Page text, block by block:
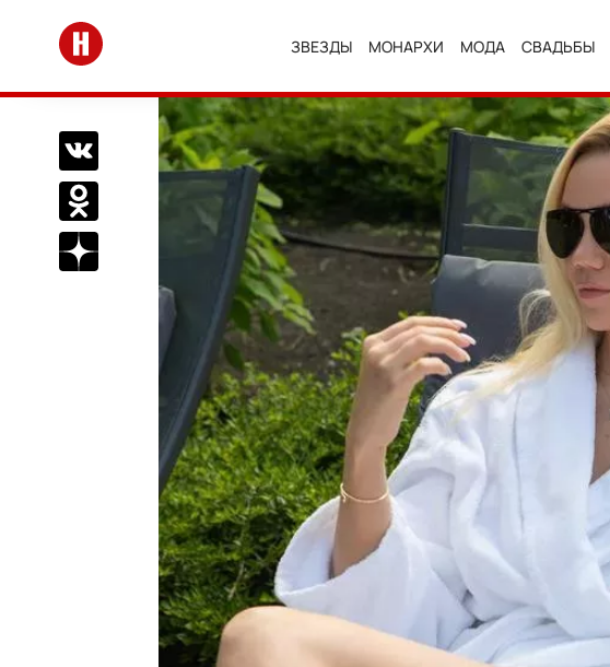
Перейти на главную
ЗВЕЗДЫ МОНАРХИ МОДА СВАДЬБЫ
Поделиться Вконтакте
Поделиться в Одноклассниках
Подписаться на нас в Дзен